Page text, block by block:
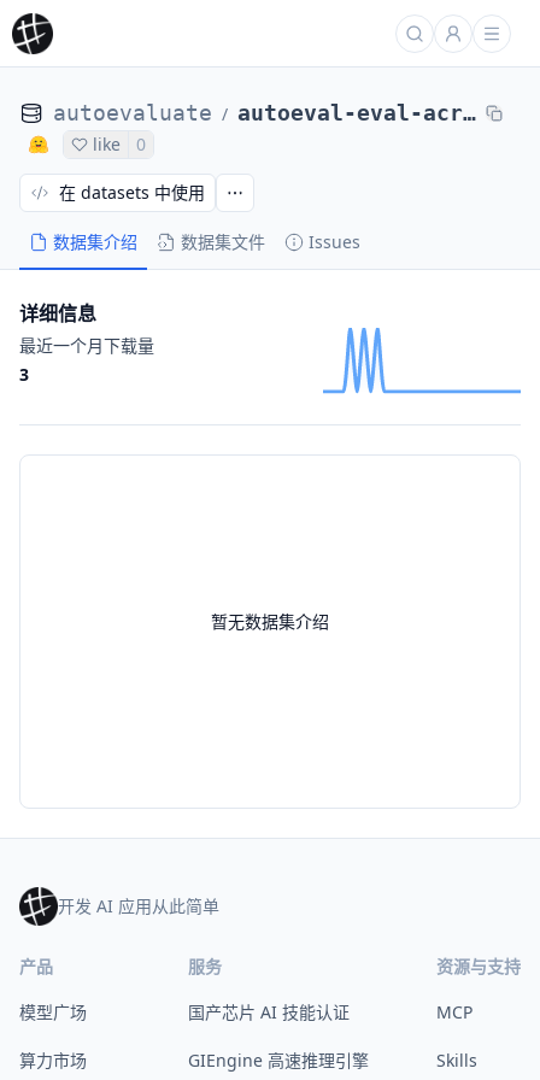
autoevaluate / autoeval-eval-acronym_identification-default-da15a4-64620145525
like 0
数据集介绍 数据集文件 Issues
在 datasets 中使用
暂无数据集介绍
详细信息
最近一个月下载量
3
开发 AI 应用从此简单
产品
模型广场
算力市场
服务
国产芯片 AI 技能认证
GIEngine 高速推理引擎
资源与支持
MCP
Skills